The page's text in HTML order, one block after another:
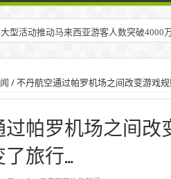
型活动推动马来西亚游客人数突破4000
/ 不丹航空通过帕罗机场之间改变游戏
过帕罗机场之间改
了旅行…